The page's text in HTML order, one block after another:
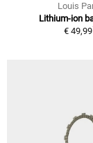
Louis
Lithium-ion
€ 49,99